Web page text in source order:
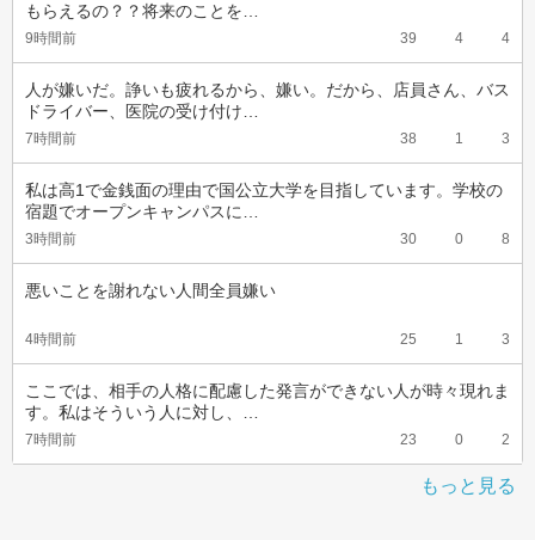
もらえるの？？将来のことを…
9時間前 39 4 4
人が嫌いだ。諍いも疲れるから、嫌い。だから、店員さん、バス
ドライバー、医院の受け付け…
7時間前 38 1 3
私は高1で金銭面の理由で国公立大学を目指しています。学校の
宿題でオープンキャンパスに…
3時間前 30 0 8
悪いことを謝れない人間全員嫌い
4時間前 25 1 3
ここでは、相手の人格に配慮した発言ができない人が時々現れま
す。私はそういう人に対し、…
7時間前 23 0 2
もっと見る